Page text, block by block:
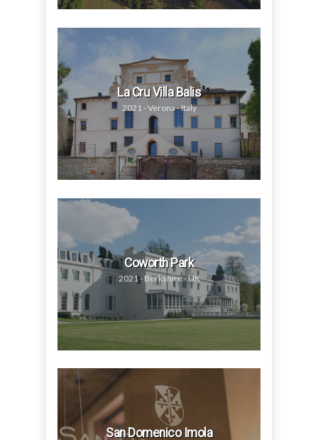
La Cru Villa Balis
2021 - Verona - Italy
Coworth Park
2021 - Berkshire - UK
San Domenico Imola